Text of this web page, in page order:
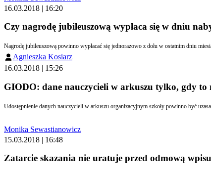
16.03.2018 | 16:20
Czy nagrodę jubileuszową wypłaca się w dniu
Agnieszka Kosiarz
16.03.2018 | 15:26
GIODO: dane nauczycieli w arkuszu tylko, gdy to
Udostępnienie danych nauczycieli w arkuszu organizacyjnym szkoły powinno być
Monika Sewastianowicz
15.03.2018 | 16:48
Zatarcie skazania nie uratuje przed odmową